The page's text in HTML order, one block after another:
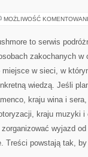
MOŻLIWOŚĆ
to serwis
zakochanych w
miejsce w sieci, w
wiedzą. Jeśli
kraju wina i
kraju muzyki i
wyjazd od
Treści powstają tak,